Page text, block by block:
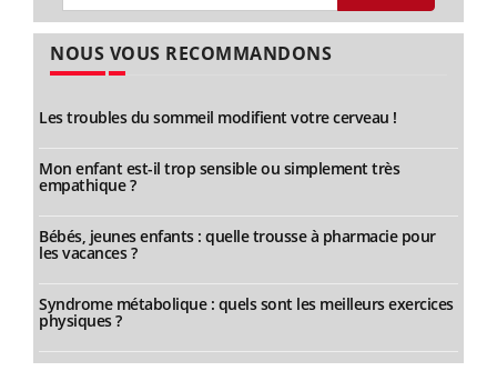
NOUS VOUS RECOMMANDONS
Les troubles du sommeil modifient votre cerveau !
Mon enfant est-il trop sensible ou simplement très
empathique ?
Bébés, jeunes enfants : quelle trousse à pharmacie pour
les vacances ?
Syndrome métabolique : quels sont les meilleurs exercices
physiques ?